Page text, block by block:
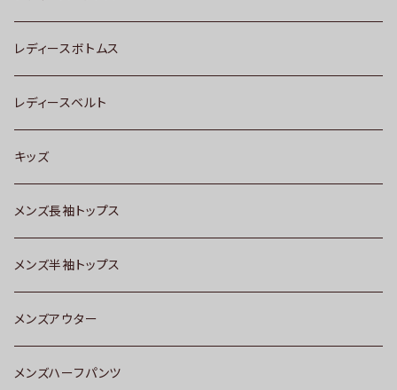
レディースボトムス
レディースベルト
キッズ
メンズ長袖トップス
メンズ半袖トップス
メンズアウター
メンズハーフパンツ